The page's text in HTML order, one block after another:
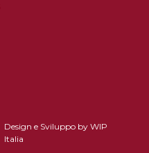
Design e Sviluppo by WIP
Italia